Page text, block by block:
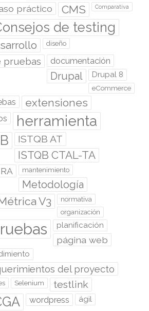
práctico CMS Comparativa
de testing
diseño
pruebas documentación
Drupal Drupal 8
eCommerce
extensiones
herramienta
ISTQB AT
ISTQB CTAL-TA
mantenimiento
Metodología
V3
normativa
organización
planificación
página web
del proyecto
Selenium testlink
wordpress ágil